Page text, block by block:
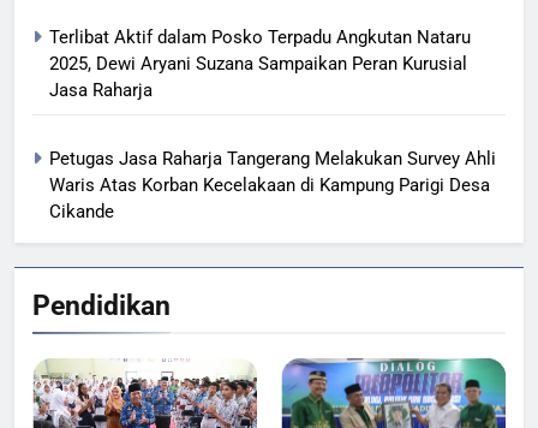
Terlibat Aktif dalam Posko Terpadu Angkutan Nataru
2025, Dewi Aryani Suzana Sampaikan Peran Kurusial
Jasa Raharja
Petugas Jasa Raharja Tangerang Melakukan Survey Ahli
Waris Atas Korban Kecelakaan di Kampung Parigi Desa
Cikande
Pendidikan